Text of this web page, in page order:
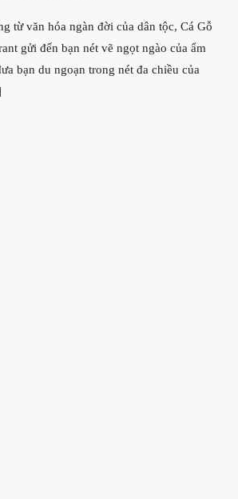
từ văn hóa ngàn đời của dân tộc, Cá Gỗ
gửi đến bạn nét vẽ ngọt ngào của ẩm
bạn du ngoạn trong nét đa chiều của